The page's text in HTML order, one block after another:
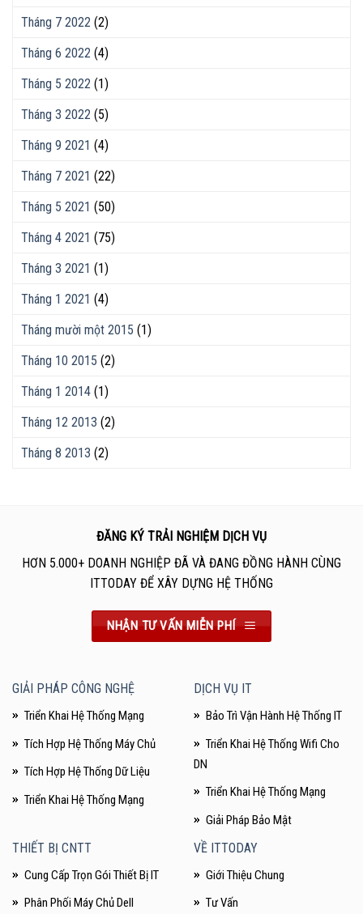
Tháng 7 2022 (2)
Tháng 6 2022 (4)
Tháng 5 2022 (1)
Tháng 3 2022 (5)
Tháng 9 2021 (4)
Tháng 7 2021 (22)
Tháng 5 2021 (50)
Tháng 4 2021 (75)
Tháng 3 2021 (1)
Tháng 1 2021 (4)
Tháng mười một 2015 (1)
Tháng 10 2015 (2)
Tháng 1 2014 (1)
Tháng 12 2013 (2)
Tháng 8 2013 (2)
ĐĂNG KÝ TRẢI NGHIỆM DỊCH VỤ
HƠN 5.000+ DOANH NGHIỆP ĐÃ VÀ ĐANG ĐỒNG HÀNH CÙNG
ITTODAY ĐỂ XÂY DỰNG HỆ THỐNG
NHẬN TƯ VẤN MIỄN PHÍ
GIẢI PHÁP CÔNG NGHỆ
Triển Khai Hệ Thống Mạng
Tích Hợp Hệ Thống Máy Chủ
Tích Hợp Hệ Thống Dữ Liệu
Triển Khai Hệ Thống Mạng
DỊCH VỤ IT
Bảo Trì Vận Hành Hệ Thống IT
Triển Khai Hệ Thống Wifi Cho
DN
Triển Khai Hệ Thống Mạng
Giải Pháp Bảo Mật
THIẾT BỊ CNTT
Cung Cấp Trọn Gói Thiết Bị IT
Phân Phối Máy Chủ Dell
VỀ ITTODAY
Giới Thiệu Chung
Tư Vấn